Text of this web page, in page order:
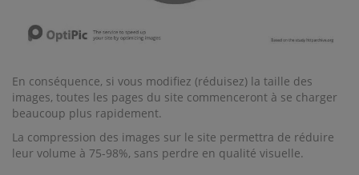
En conséquence, si vous modifiez (réduisez) la taille des
images, toutes les pages du site commenceront à se charger
beaucoup plus rapidement.
La compression des images sur le site permettra de réduire
leur volume à 75-98%, sans perdre en qualité visuelle.